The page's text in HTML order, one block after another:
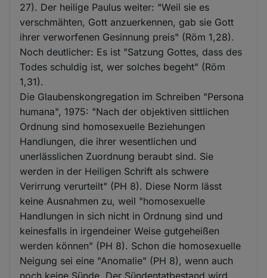
27). Der heilige Paulus weiter: "Weil sie es
verschmähten, Gott anzuerkennen, gab sie Gott
ihrer verworfenen Gesinnung preis" (Röm 1,28).
Noch deutlicher: Es ist "Satzung Gottes, dass des
Todes schuldig ist, wer solches begeht" (Röm
1,31).
Die Glaubenskongregation im Schreiben "Persona
humana", 1975: "Nach der objektiven sittlichen
Ordnung sind homosexuelle Beziehungen
Handlungen, die ihrer wesentlichen und
unerlässlichen Zuordnung beraubt sind. Sie
werden in der Heiligen Schrift als schwere
Verirrung verurteilt" (PH 8). Diese Norm lässt
keine Ausnahmen zu, weil "homosexuelle
Handlungen in sich nicht in Ordnung sind und
keinesfalls in irgendeiner Weise gutgeheißen
werden können" (PH 8). Schon die homosexuelle
Neigung sei eine "Anomalie" (PH 8), wenn auch
noch keine Sünde. Der Sündentatbestand wird